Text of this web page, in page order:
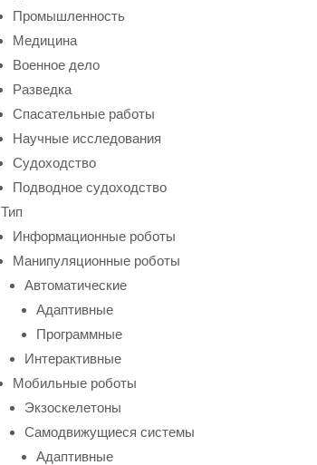
Промышленность
Медицина
Военное дело
Разведка
Спасательные работы
Научные исследования
Судоходство
Подводное судоходство
Тип
Информационные роботы
Манипуляционные роботы
Автоматические
Адаптивные
Программные
Интерактивные
Мобильные роботы
Экзоскелетоны
Самодвижущиеся системы
Адаптивные